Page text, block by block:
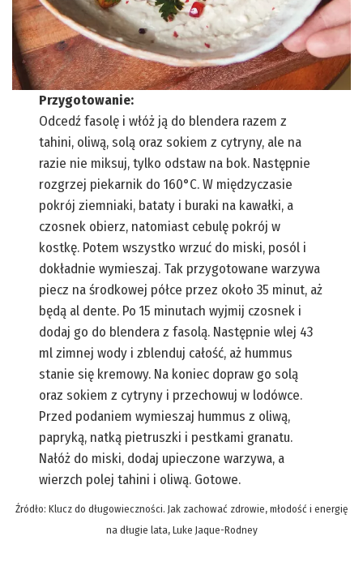
Przygotowanie:
Odcedź fasolę i włóż ją do blendera razem z
tahini, oliwą, solą oraz sokiem z cytryny, ale na
razie nie miksuj, tylko odstaw na bok. Następnie
rozgrzej piekarnik do 160°C. W międzyczasie
pokrój ziemniaki, bataty i buraki na kawałki, a
czosnek obierz, natomiast cebulę pokrój w
kostkę. Potem wszystko wrzuć do miski, posól i
dokładnie wymieszaj. Tak przygotowane warzywa
piecz na środkowej półce przez około 35 minut, aż
będą al dente. Po 15 minutach wyjmij czosnek i
dodaj go do blendera z fasolą. Następnie wlej 43
ml zimnej wody i zblenduj całość, aż hummus
stanie się kremowy. Na koniec dopraw go solą
oraz sokiem z cytryny i przechowuj w lodówce.
Przed podaniem wymieszaj hummus z oliwą,
papryką, natką pietruszki i pestkami granatu.
Nałóż do miski, dodaj upieczone warzywa, a
wierzch polej tahini i oliwą. Gotowe.
Źródło: Klucz do długowieczności. Jak zachować zdrowie, młodość i energię
na długie lata, Luke Jaque-Rodney